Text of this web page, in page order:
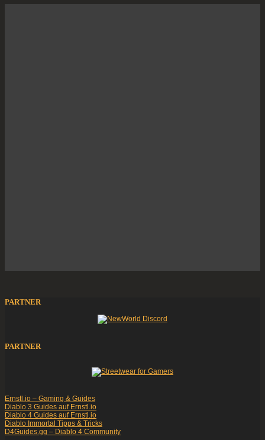
PARTNER
PARTNER
Ernstl.io – Gaming & Guides
Diablo 3 Guides auf Ernstl.io
Diablo 4 Guides auf Ernstl.io
Diablo Immortal Tipps & Tricks
D4Guides.gg – Diablo 4 Community